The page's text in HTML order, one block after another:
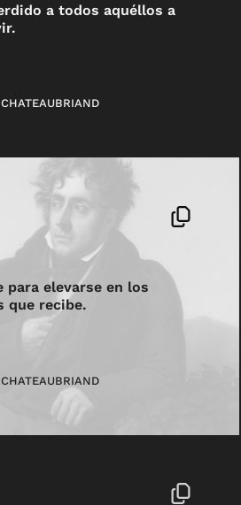
a todos aquéllos a
para elevarse en los
que recibe.